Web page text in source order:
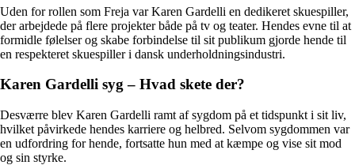
Uden for rollen som Freja var Karen Gardelli en dedikeret skuespiller,
der arbejdede på flere projekter både på tv og teater. Hendes evne til at
formidle følelser og skabe forbindelse til sit publikum gjorde hende til
en respekteret skuespiller i dansk underholdningsindustri.
Karen Gardelli syg – Hvad skete der?
Desværre blev Karen Gardelli ramt af sygdom på et tidspunkt i sit liv,
hvilket påvirkede hendes karriere og helbred. Selvom sygdommen var
en udfordring for hende, fortsatte hun med at kæmpe og vise sit mod
og sin styrke.